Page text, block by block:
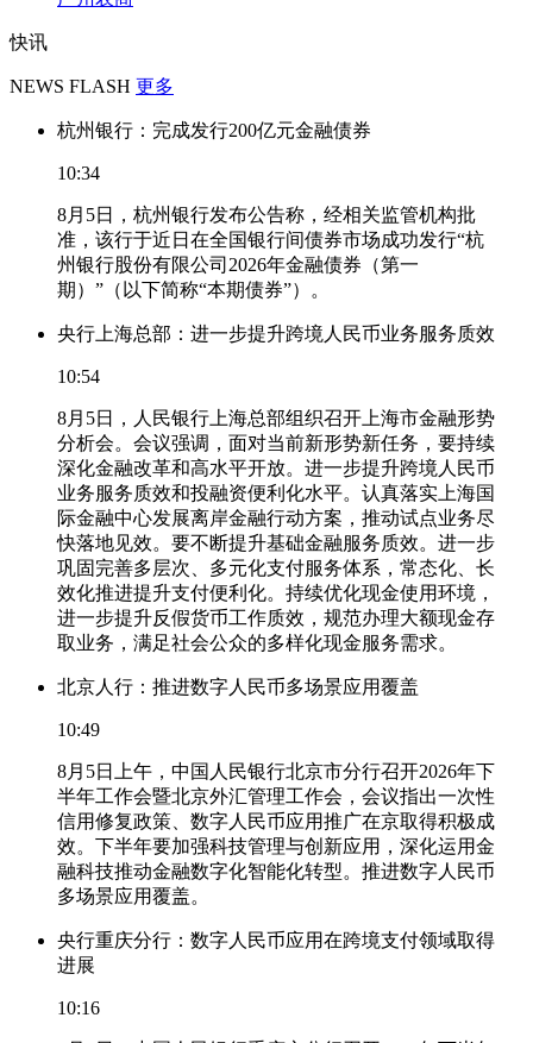
快讯
NEWS FLASH 更多
杭州银行：完成发行200亿元金融债券
10:34
8月5日，杭州银行发布公告称，经相关监管机构批
准，该行于近日在全国银行间债券市场成功发行“杭
州银行股份有限公司2026年金融债券（第一
期）”（以下简称“本期债券”）。
央行上海总部：进一步提升跨境人民币业务服务质效
10:54
8月5日，人民银行上海总部组织召开上海市金融形势
分析会。会议强调，面对当前新形势新任务，要持续
深化金融改革和高水平开放。进一步提升跨境人民币
业务服务质效和投融资便利化水平。认真落实上海国
际金融中心发展离岸金融行动方案，推动试点业务尽
快落地见效。要不断提升基础金融服务质效。进一步
巩固完善多层次、多元化支付服务体系，常态化、长
效化推进提升支付便利化。持续优化现金使用环境，
进一步提升反假货币工作质效，规范办理大额现金存
取业务，满足社会公众的多样化现金服务需求。
北京人行：推进数字人民币多场景应用覆盖
10:49
8月5日上午，中国人民银行北京市分行召开2026年下
半年工作会暨北京外汇管理工作会，会议指出一次性
信用修复政策、数字人民币应用推广在京取得积极成
效。下半年要加强科技管理与创新应用，深化运用金
融科技推动金融数字化智能化转型。推进数字人民币
多场景应用覆盖。
央行重庆分行：数字人民币应用在跨境支付领域取得
进展
10:16